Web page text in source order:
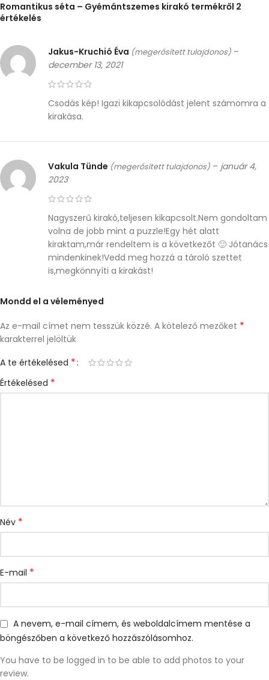
Romantikus séta – Gyémántszemes kirakó termékről 2
értékelés
Jakus-Kruchió Éva (megerősített tulajdonos) –
december 13, 2021
Csodás kép! Igazi kikapcsolódást jelent számomra a
kirakása.
Vakula Tünde (megerősített tulajdonos) – január 4,
2023
Nagyszerű kirakó,teljesen kikapcsolt.Nem gondoltam
volna de jobb mint a puzzle!Egy hét alatt
kiraktam,már rendeltem is a következőt 🙂 Jótanács
mindenkinek!Vedd meg hozzá a tároló szettet
is,megkönnyíti a kirakást!
Mondd el a véleményed
Az e-mail címet nem tesszük közzé. A kötelező mezőket *
karakterrel jelöltük
A te értékelésed *
Értékelésed *
Név *
E-mail *
A nevem, e-mail címem, és weboldalcímem mentése a
böngészőben a következő hozzászólásomhoz.
You have to be logged in to be able to add photos to your
review.